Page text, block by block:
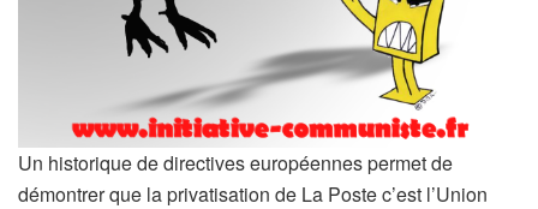
Un historique de directives européennes permet de
démontrer que la privatisation de La Poste c’est l’Union